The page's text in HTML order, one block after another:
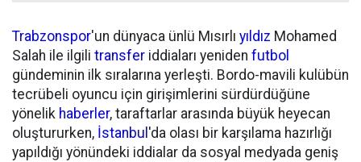
Trabzonspor'un dünyaca ünlü Mısırlı yıldız Mohamed
Salah ile ilgili transfer iddiaları yeniden futbol
gündeminin ilk sıralarına yerleşti. Bordo-mavili kulübün
tecrübeli oyuncu için girişimlerini sürdürdüğüne
yönelik haberler, taraftarlar arasında büyük heyecan
oluştururken, İstanbul 'da olası bir karşılama hazırlığı
yapıldığı yönündeki iddialar da sosyal medyada geniş